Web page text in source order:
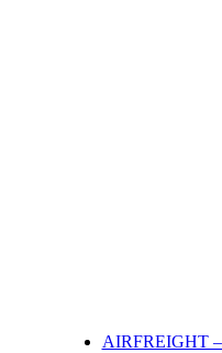
AIRFREIGHT